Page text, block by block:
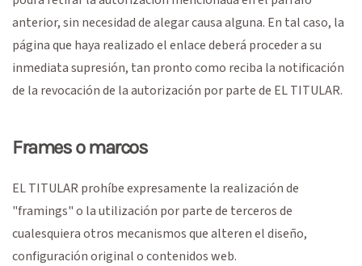
anterior, sin necesidad de alegar causa alguna. En tal caso, la
página que haya realizado el enlace deberá proceder a su
inmediata supresión, tan pronto como reciba la notificación
de la revocación de la autorización por parte de EL TITULAR.
Frames o marcos
EL TITULAR prohíbe expresamente la realización de
"framings" o la utilización por parte de terceros de
cualesquiera otros mecanismos que alteren el diseño,
configuración original o contenidos web.